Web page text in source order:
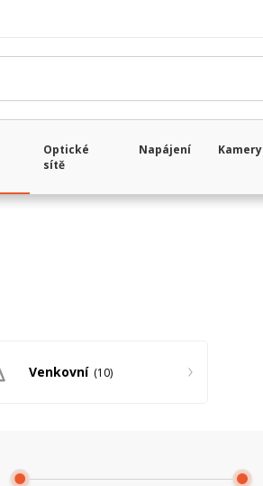
Optické
sítě
Napájení Kamery
Venkovní 10